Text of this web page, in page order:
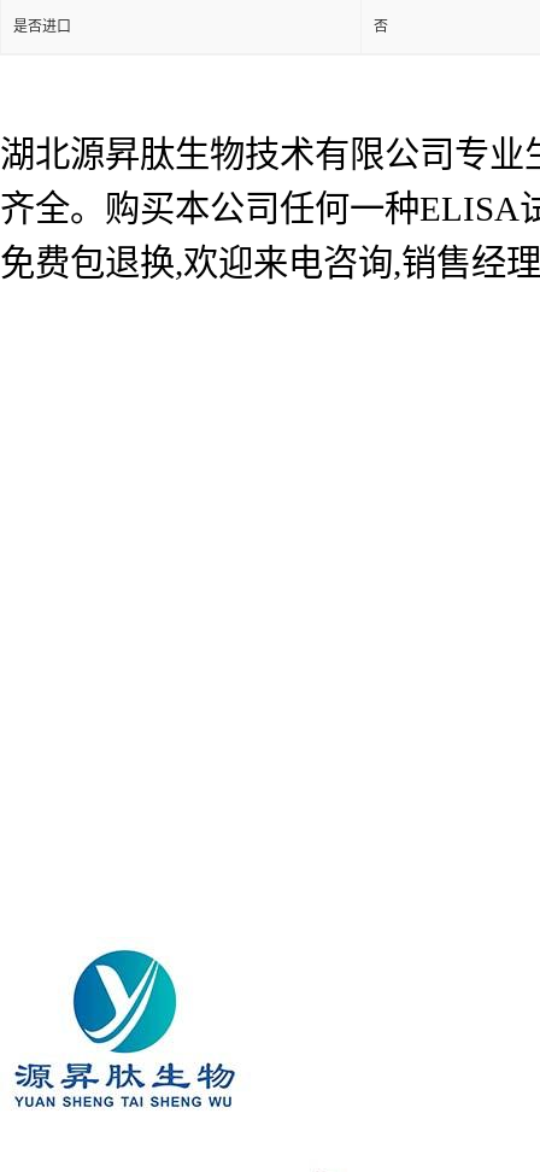
是否进口 否
湖北源昇肽生物技术有限公司专
齐全。购买本公司任何一种ELISA
免费包退换,欢迎来电咨询,销售经